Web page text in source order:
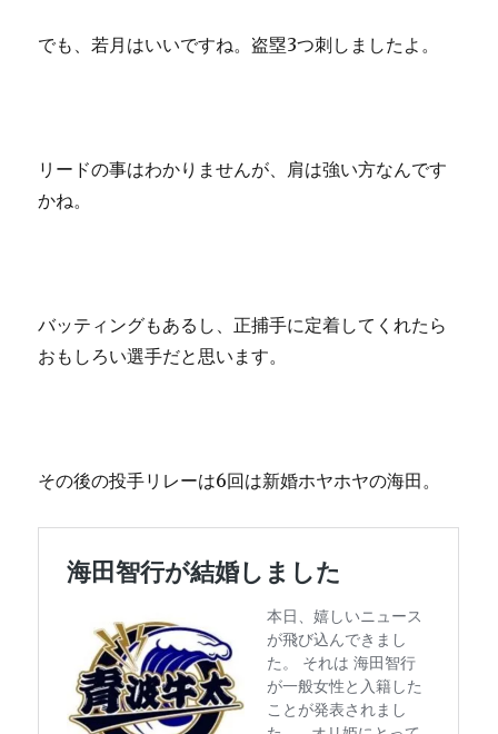
でも、若月はいいですね。盗塁3つ刺しましたよ。
リードの事はわかりませんが、肩は強い方なんです
かね。
バッティングもあるし、正捕手に定着してくれたら
おもしろい選手だと思います。
その後の投手リレーは6回は新婚ホヤホヤの海田。